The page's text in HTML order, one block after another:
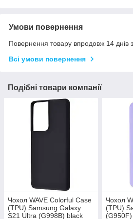
Умови повернення
Повернення товару впродовж 14 днів
Всі умови повернення
Подібні товари компанії
Чохол WAVE Colorful Case
(TPU) Samsung Galaxy
S21 Ultra (G998B) black
Чохол
(TPU)